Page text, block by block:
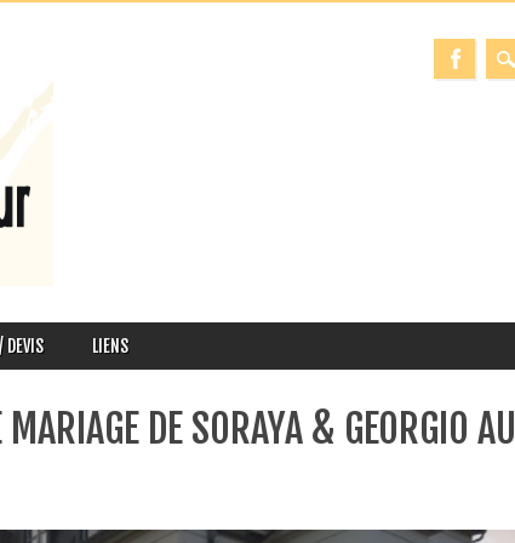
DEVIS LIENS
DE SORAYA & GEORGIO AU